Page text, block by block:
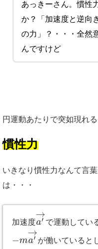
あっきーさん。慣性
か？「加速度と逆向
の力」？・・・全然
んですけど
円運動あたりで突如現れる
慣性力
いきなり慣性力なんて言
は・・・
加速度a′
→
で運動してい
−ma′
→
が働いていると